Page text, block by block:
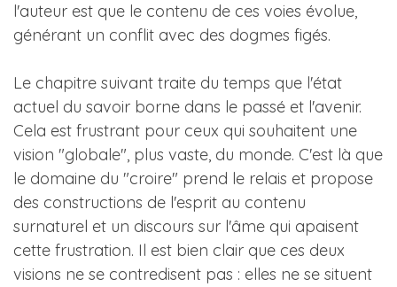
l'auteur est que le contenu de ces voies évolue,
générant un conflit avec des dogmes figés.
Le chapitre suivant traite du temps que l'état
actuel du savoir borne dans le passé et l'avenir.
Cela est frustrant pour ceux qui souhaitent une
vision "globale", plus vaste, du monde. C'est là que
le domaine du "croire" prend le relais et propose
des constructions de l'esprit au contenu
surnaturel et un discours sur l'âme qui apaisent
cette frustration. Il est bien clair que ces deux
visions ne se contredisent pas : elles ne se situent